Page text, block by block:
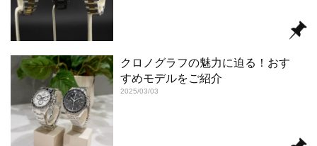
クロノグラフの魅力に迫る！おす
すめモデルをご紹介
2025/03/03